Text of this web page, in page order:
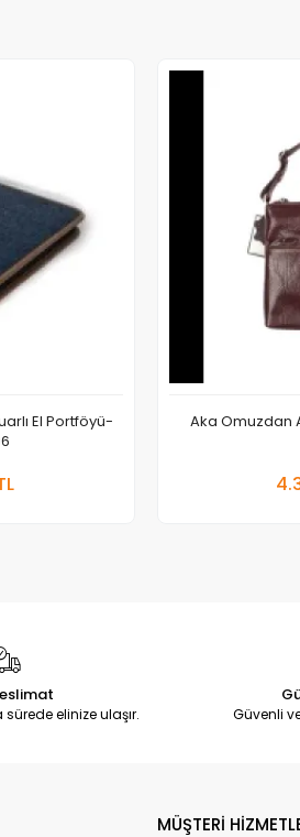
El Portföyü-
Aka Omuzdan
sürede elinize ulaşır. Güvenli
MÜŞTERİ